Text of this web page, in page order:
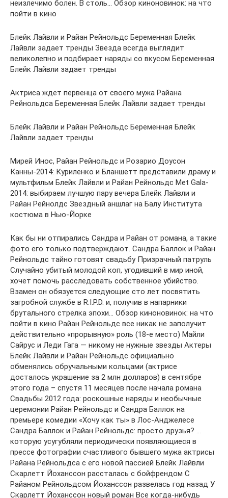
неизлечимо болен. В столь… Обзор киноновинок: на что
пойти в кино
Блейк Лайвли и Райан Рейнольдс Беременная Блейк
Лайвли задает тренды Звезда всегда выглядит
великолепно и подбирает наряды со вкусом Беременная
Блейк Лайвли задает тренды
Актриса ждет первенца от своего мужа Райана
Рейнольдса Беременная Блейк Лайвли задает тренды
Блейк Лайвли и Райан Рейнольдс Беременная Блейк
Лайвли задает тренды
Мирей Инос, Райан Рейнольдс и Розарио Доусон
Канны-2014: Куриленко и Бланшетт представили драму и
мультфильм Блейк Лайвли и Райан Рейнольдс Met Gala-
2014: выбираем лучшую пару вечера Блейк Лайвли и
Райан Рейнолдс Звездный аншлаг на Балу Института
костюма в Нью-Йорке
Как бы ни отпирались Сандра и Райан от романа, а такие
фото его только подтверждают. Сандра Баллок и Райан
Рейнольдс тайно готовят свадьбу Призрачный патруль
Случайно убитый молодой коп, угодивший в мир иной,
хочет помочь расследовать собственное убийство.
Взамен он обязуется следующие сто лет посвятить
загробной службе в R.I.P.D. и, получив в напарники
брутального стрелка эпохи… Обзор киноновинок: на что
пойти в кино Райан Рейнольдс все никак не заполучит
действительно «прорывную» роль (18-е место) Майли
Сайрус и Леди Гага — никому не нужные звезды Актеры
Блейк Лайвли и Райан Рейнольдс официально
обменялись обручальными кольцами (актрисе
досталось украшение за 2 млн долларов) в сентябре
этого года – спустя 11 месяцев после начала романа
Свадьбы 2012 года: роскошные наряды и необычные
церемонии Райан Рейнольдс и Сандра Баллок на
премьере комедии «Хочу как ты» в Лос-Анджелесе
Сандра Баллок и Райан Рейнольдс: просто друзья? …
которую усугубляли периодически появляющиеся в
прессе фотографии счастливого бывшего мужа актрисы
Райана Рейнольдса с его новой пассией Блейк Лайвли
Скарлетт Йоханссон рассталась с бойфрендом С
Райаном Рейнольдсом Йоханссон развелась год назад У
Скарлетт Йоханссон новый роман Все когда-нибудь